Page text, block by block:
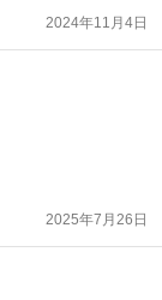
2024年11月4日
2025年7月26日